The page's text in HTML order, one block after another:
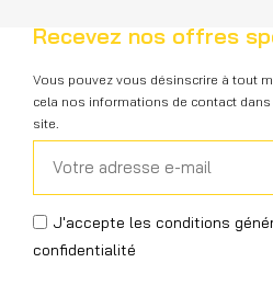
Recevez nos offres
Vous pouvez vous désinscrire à tout
cela nos informations de contact
site.
J'accepte les conditions
confidentialité